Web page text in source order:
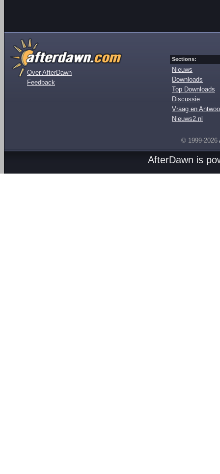
Over AfterDawn
Feedback
Sections:
Nieuws
Downloads
Top Downloads
Discussie
Vraag en
Nieuws2.nl
© 1999-2026
AfterDawn is